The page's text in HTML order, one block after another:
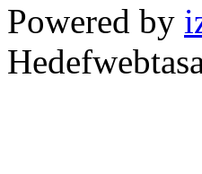
Powered by